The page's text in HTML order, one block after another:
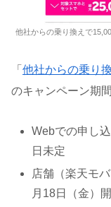
他社からの乗り換えで
「 他社からの乗り
のキャンペーン期
Webでの申し
日未定
店舗（楽天モ
月18日（金）